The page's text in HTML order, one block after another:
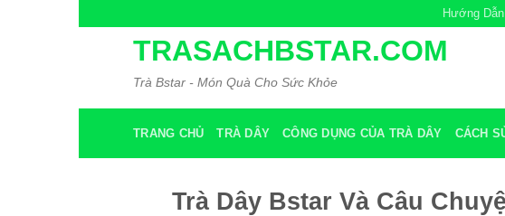
Hướng
TRASACHBSTAR.COM
Trà Bstar - Món Quà Cho Sức Khỏe
TRANG CHỦ TRÀ DÂY CÔNG DỤNG CỦA TRÀ DÂY CÁCH
Trà Dây Bstar Và Câu